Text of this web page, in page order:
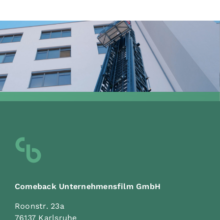
ROSENBAUER KARLSRUHE GMBH
How-to-Erklärfilm:
Rosenbauer
Bedienereinweisung
Realfilm,Erklärfilm
Comeback Unternehmensfilm GmbH
Roonstr. 23a
76137 Karlsruhe